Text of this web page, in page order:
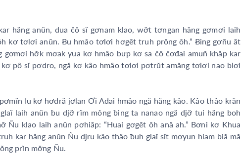
hăng anŭn, dua čô sĭ gơnam klao, wơ̆t tơngan hăng gơmơi laih
kơ tơlơi anŭn. Ƀu hmâo tơlơi hơgĕt truh prŏng ôh.” Ƀing gơñu ăt
gơmơi hơ̆k mơak yua kơ hmâo bưp kơ sa čô čơđai amuñ khăp kar
kơ pô sĭ pơdro, ngă kơ kâo hmâo tơlơi pơtrŭt amăng tơlơi nao blơi
lu kơ hơdră jơlan Ơi Adai hmâo ngă hăng kâo. Kâo thâo krăn
laih anŭn ƀu djơ̆ rĭm mông ƀing ta nanao ngă djơ̆ tui hăng boh
Ñu klao laih anŭn pơhiăp: “Huai gơgĕt ôh ană ah.” Bơni kơ Khua
kar hăng anŭn Ñu djru kâo thâo ƀuh glaĭ sĭt mơyun hiam biă mă
prĭn mơ̆ng Ñu.